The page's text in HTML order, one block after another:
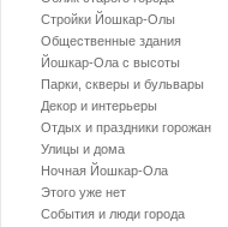
Стройки Йошкар-Олы
Общественные здания
Йошкар-Ола с высоты
Парки, скверы и бульвары
Декор и интерьеры
Отдых и праздники горожан
Улицы и дома
Ночная Йошкар-Ола
Этого уже нет
События и люди города